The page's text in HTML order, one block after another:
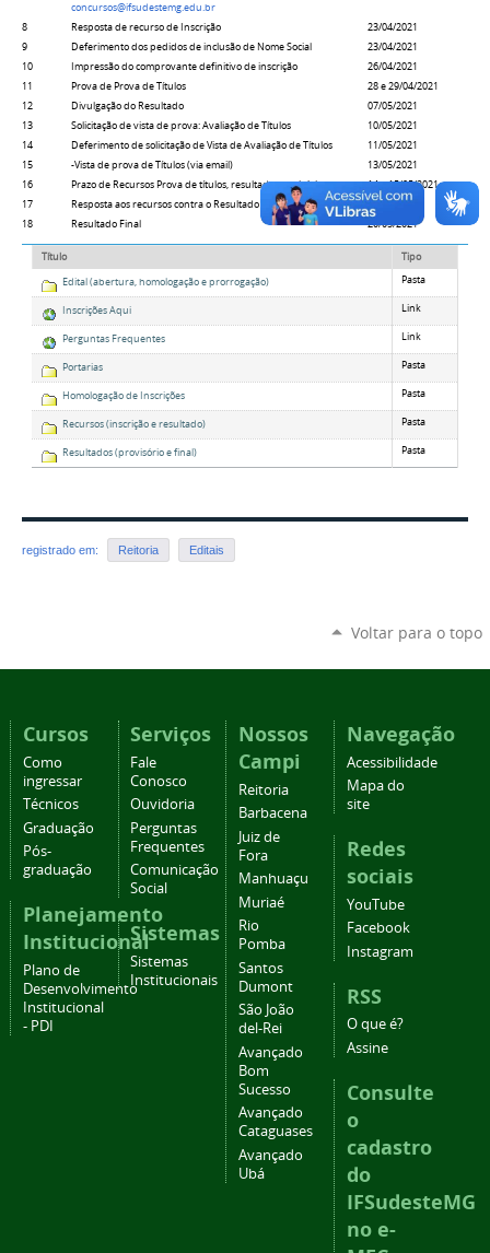
concursos@ifsudestemg.edu.br
8 Resposta de recurso de Inscrição
23/04/2021
9
Deferimento dos pedidos de inclusão de Nome Social
23/04/2021
10
Impressão do comprovante definitivo de inscrição
26/04/2021
11
Prova de Prova de Títulos
28 e 29/04/2021
12
Divulgação do Resultado
07/05/2021
13
Solicitação de vista de prova: Avaliação de Títulos
10/05/2021
14
Deferimento de solicitação de Vista de Avaliação de Títulos
11/05/2021
15
-Vista de prova de Títulos (via email)
13/05/2021
16
Prazo de Recursos Prova de títulos, resultado provisório
14 e 15/05/2021
17
Resposta aos recursos contra o Resultado Provisório
19/05/2021
18
Resultado Final 20/05/2021
Título
Tipo
Edital (abertura, homologação e prorrogação)
Pasta
Inscrições Aqui Link
Perguntas Frequentes Link
Portarias Pasta
Homologação de Inscrições Pasta
Recursos (inscrição e resultado) Pasta
Resultados (provisório e final) Pasta
registrado em: Reitoria Editais
Voltar para o topo
Cursos
Como
ingressar
Técnicos
Graduação
Pós-
graduação
Planejamento
Institucional
Plano de
Desenvolvimento
Institucional
- PDI
Serviços
Fale
Conosco
Ouvidoria
Perguntas
Frequentes
Comunicação
Social
Sistemas
Sistemas
Institucionais
Nossos
Campi
Reitoria
Barbacena
Juiz de
Fora
Manhuaçu
Muriaé
Rio
Pomba
Santos
Dumont
São João
del-Rei
Avançado
Bom
Sucesso
Avançado
Cataguases
Avançado
Ubá
Navegação
Acessibilidade
Mapa do
site
Redes
sociais
YouTube
Facebook
Instagram
RSS
O que é?
Assine
Consulte
o
cadastro
do
IFSudesteMG
no e-